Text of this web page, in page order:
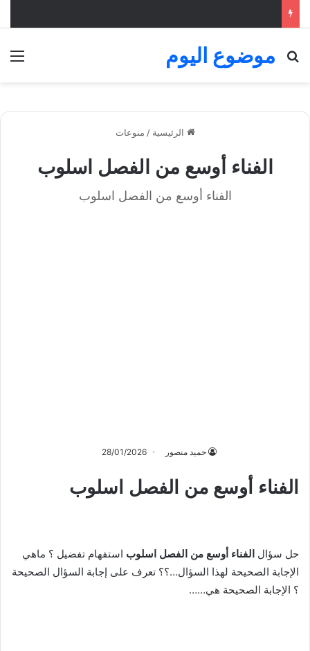
موضوع اليوم
بحث عن
الرئيسية / منوعات
الفناء أوسع من الفصل اسلوب
الفناء أوسع من الفصل اسلوب
حميد منصور 28/01/2026
الفناء أوسع من الفصل اسلوب
حل سؤال الفناء أوسع من الفصل اسلوب استفهام تفضيل ؟ ماهي
الإجابة الصحيحة لهذا السؤال…؟؟ تعرف على إجابة السؤال الصحيحة
؟ الإجابة الصحيحة هي……